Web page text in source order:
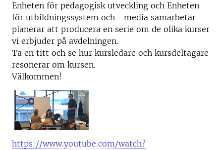
Enheten för pedagogisk utveckling och Enheten
för utbildningssystem och –media samarbetar
planerar att producera en serie om de olika kurser
vi erbjuder på avdelningen.
Ta en titt och se hur kursledare och kursdeltagare
resonerar om kursen.
Välkommen!
https://www.youtube.com/watch?